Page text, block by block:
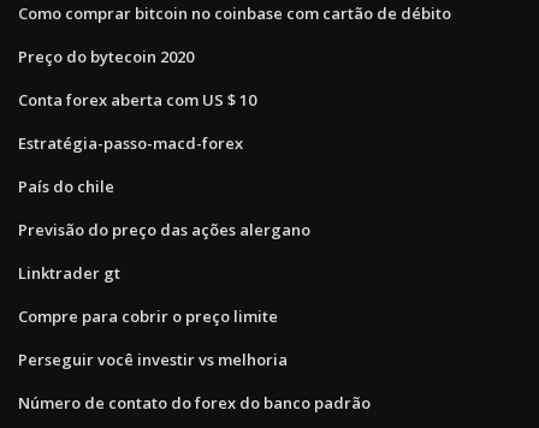
Como comprar bitcoin no coinbase com cartão de débito
Preço do bytecoin 2020
Conta forex aberta com US $ 10
Estratégia-passo-macd-forex
País do chile
Previsão do preço das ações alergano
Linktrader gt
Compre para cobrir o preço limite
Perseguir você investir vs melhoria
Número de contato do forex do banco padrão